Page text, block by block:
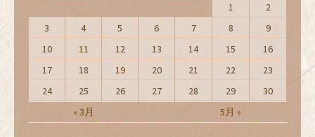
« 3月 5月 »
1
2
3
4 5 6 7 8
9
10
11 12 13 14 15
16
17
18 19 20 21 22
23
24
25 26 27 28 29 30